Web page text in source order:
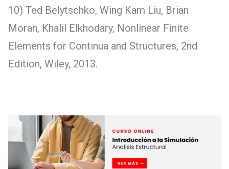
10) Ted Belytschko, Wing Kam Liu, Brian
Moran, Khalil Elkhodary, Nonlinear Finite
Elements for Continua and Structures, 2nd
Edition, Wiley, 2013.